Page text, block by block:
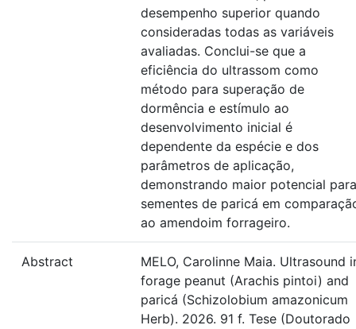
desempenho superior quando
consideradas todas as variáveis
avaliadas. Conclui-se que a
eficiência do ultrassom como
método para superação de
dormência e estímulo ao
desenvolvimento inicial é
dependente da espécie e dos
parâmetros de aplicação,
demonstrando maior potencial para
sementes de paricá em
ao amendoim forrageiro.
Abstract
MELO, Carolinne Maia. Ultrasound
forage peanut (Arachis pintoi) and
paricá (Schizolobium amazonicum
Herb). 2026. 91 f. Tese (Doutorado